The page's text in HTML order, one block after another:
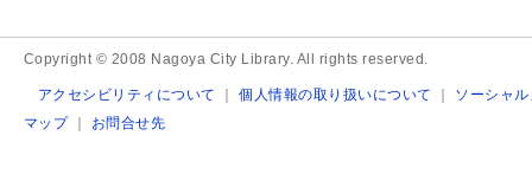
Copyright © 2008 Nagoya City Library. All rights reserved.
アクセシビリティについて ｜個人情報の取り扱いについて ｜ ソーシャ
マップ｜ お問合せ先